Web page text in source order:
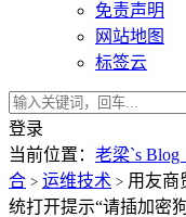
免责声明
网站地图
标签云
登录
当前位置： 老梁`s Blog
合 > 运维技术 > 用友商
统打开提示“请插加密